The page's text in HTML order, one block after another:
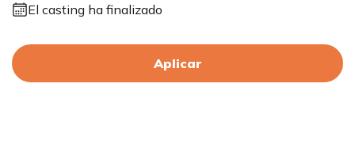
El casting ha finalizado
Aplicar